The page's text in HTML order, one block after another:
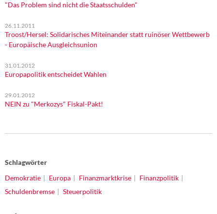
"Das Problem sind nicht die Staatsschulden"
26.11.2011
Troost/Hersel: Solidarisches Miteinander statt ruinöser Wettbewerb
- Europäische Ausgleichsunion
31.01.2012
Europapolitik entscheidet Wahlen
29.01.2012
NEIN zu "Merkozys" Fiskal-Pakt!
Schlagwörter
Demokratie
Europa Finanzmarktkrise
Finanzpolitik
Schuldenbremse
Steuerpolitik